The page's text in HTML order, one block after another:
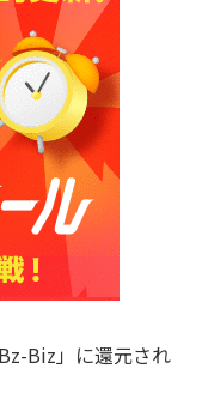
Biz」に還元され